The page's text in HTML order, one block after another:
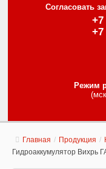
Согласовать
+7
+7
Режим
Главная / Продукция /
Гидроаккумулятор Вихрь